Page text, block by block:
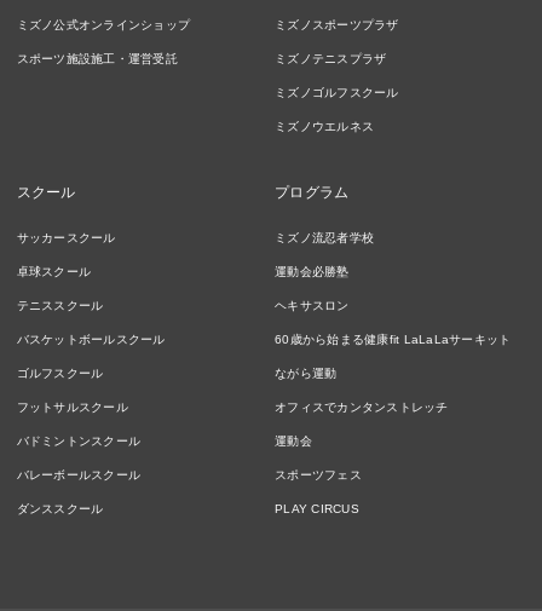
ミズノ公式オンラインショップ
スポーツ施設施工・運営受託
ミズノスポーツプラザ
ミズノテニスプラザ
ミズノゴルフスクール
ミズノウエルネス
スクール
サッカースクール
卓球スクール
テニススクール
バスケットボールスクール
ゴルフスクール
フットサルスクール
バドミントンスクール
バレーボールスクール
ダンススクール
プログラム
ミズノ流忍者学校
運動会必勝塾
ヘキサスロン
60歳から始まる健康fit LaLaLaサーキット
ながら運動
オフィスでカンタンストレッチ
運動会
スポーツフェス
PLAY CIRCUS